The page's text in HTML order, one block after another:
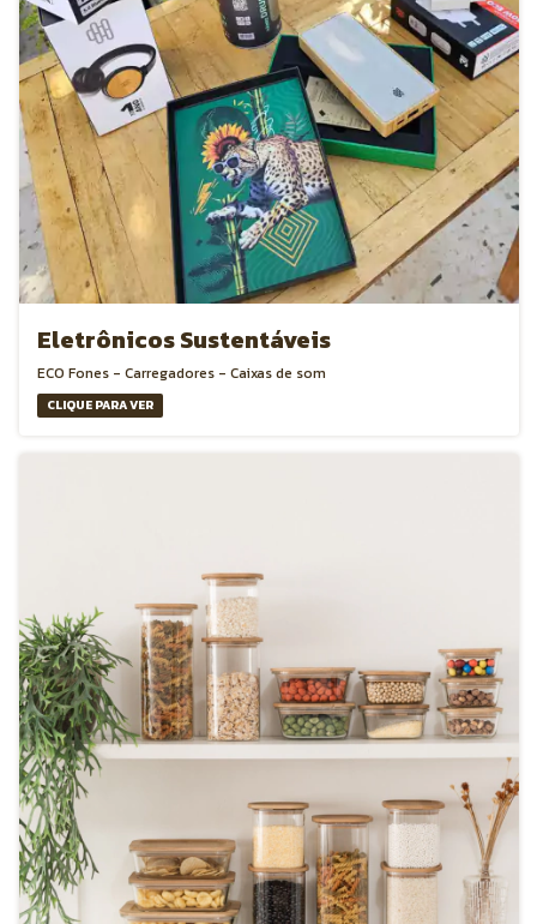
Eletrônicos Sustentáveis
ECO Fones - Carregadores - Caixas de som
CLIQUE PARA VER